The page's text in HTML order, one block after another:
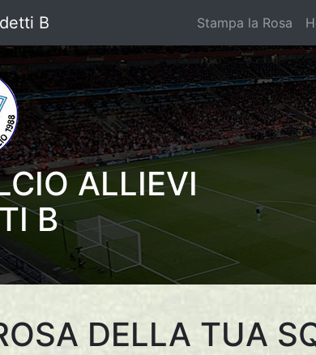
B Stampa la Rosa
ALLIEVI
B
DELLA TUA